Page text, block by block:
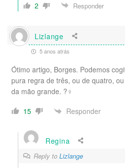
2
Responder
Lizlange
5 anos atrás
Ótimo artigo, Borges. Podemos
pura regra de três, ou de quatro,
da mão grande. ?‍♀️
15
Responder
Regina
Reply to Lizlange